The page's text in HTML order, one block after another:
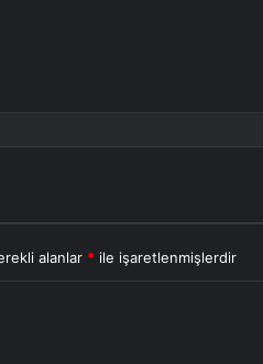
alanlar * ile işaretlenmişlerdir